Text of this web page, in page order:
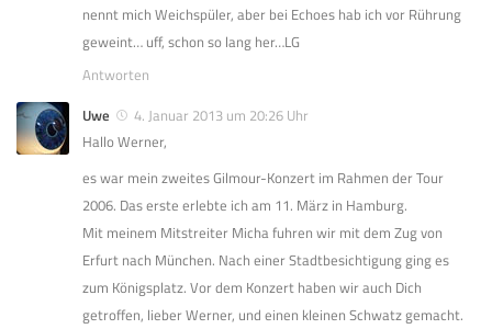
nennt mich Weichspüler, aber bei Echoes hab ich vor Rührung
geweint… uff, schon so lang her…LG
Antworten
Uwe
4. Januar 2013 um 20:26 Uhr
Hallo Werner,
es war mein zweites Gilmour-Konzert im Rahmen der Tour
2006. Das erste erlebte ich am 11. März in Hamburg.
Mit meinem Mitstreiter Micha fuhren wir mit dem Zug von
Erfurt nach München. Nach einer Stadtbesichtigung ging es
zum Königsplatz. Vor dem Konzert haben wir auch Dich
getroffen, lieber Werner, und einen kleinen Schwatz gemacht.